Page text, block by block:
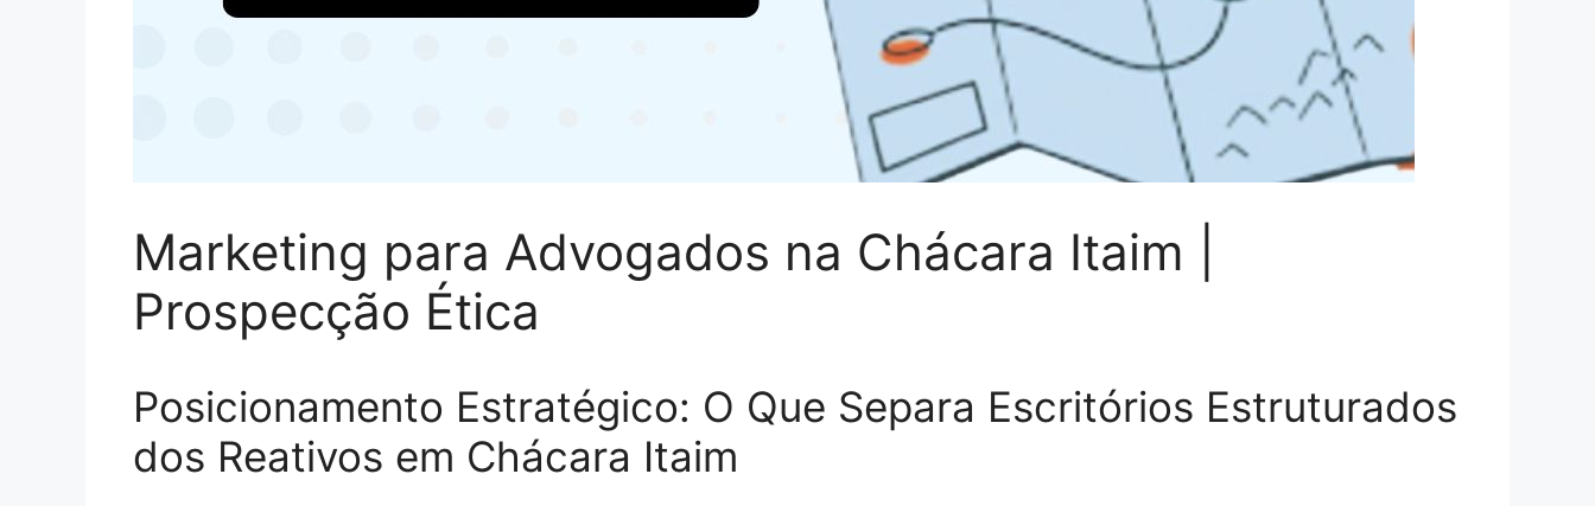
Marketing para Advogados na Chácara Itaim |
Prospecção Ética
Posicionamento Estratégico: O Que Separa Escritórios Estruturados
dos Reativos em Chácara Itaim